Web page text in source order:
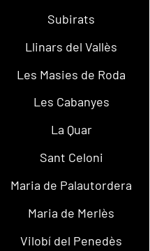
Subirats
Llinars del Vallès
Les Masies de Roda
Les Cabanyes
La Quar
Sant Celoni
Maria de Palautordera
Maria de Merlès
Vilobí del Penedès